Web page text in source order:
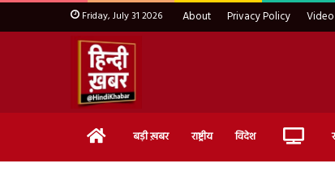
Friday, July 31 2026 About Privacy Policy Video
Home बड़ी ख़बर राष्ट्रीय विदेश Live